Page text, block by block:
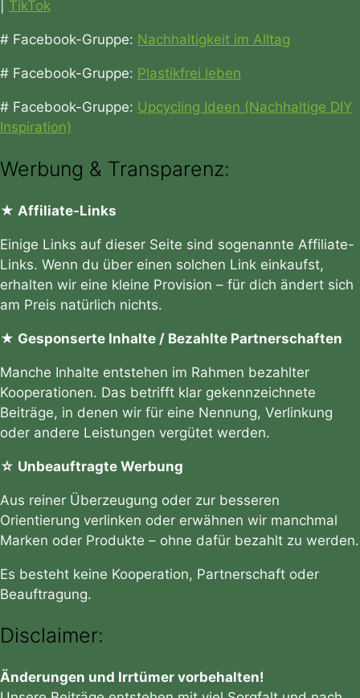
TikTok
# Facebook-Gruppe: Nachhaltigkeit im Alltag
# Facebook-Gruppe: Plastikfrei leben
# Facebook-Gruppe: Upcycling Ideen (Nachhaltige DIY
Inspiration)
Werbung & Transparenz:
★ Affiliate-Links
Einige Links auf dieser Seite sind sogenannte Affiliate-
Links. Wenn du über einen solchen Link einkaufst,
erhalten wir eine kleine Provision – für dich ändert sich
am Preis natürlich nichts.
★ Gesponserte Inhalte / Bezahlte Partnerschaften
Manche Inhalte entstehen im Rahmen bezahlter
Kooperationen. Das betrifft klar gekennzeichnete
Beiträge, in denen wir für eine Nennung, Verlinkung
oder andere Leistungen vergütet werden.
☆ Unbeauftragte Werbung
Aus reiner Überzeugung oder zur besseren
Orientierung verlinken oder erwähnen wir manchmal
Marken oder Produkte – ohne dafür bezahlt zu werden.
Es besteht keine Kooperation, Partnerschaft oder
Beauftragung.
Disclaimer:
Änderungen und Irrtümer vorbehalten!